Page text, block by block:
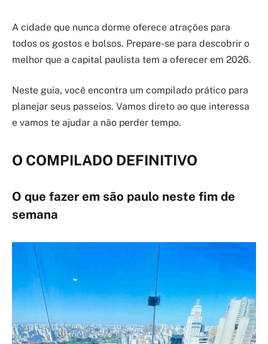
A cidade que nunca dorme oferece atrações para
todos os gostos e bolsos. Prepare-se para descobrir o
melhor que a capital paulista tem a oferecer em 2026.
Neste guia, você encontra um compilado prático para
planejar seus passeios. Vamos direto ao que interessa
e vamos te ajudar a não perder tempo.
O COMPILADO DEFINITIVO
O que fazer em são paulo neste fim de
semana